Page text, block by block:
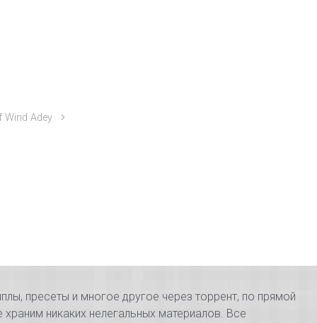
Adey
пресеты и многое другое через торрент, по прямой
никаких нелегальных материалов. Все